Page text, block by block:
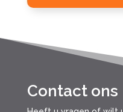
Contact ons